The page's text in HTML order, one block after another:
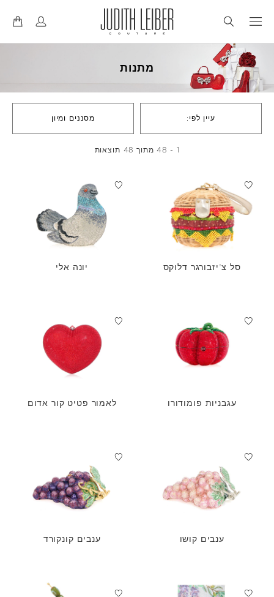
מתנות
עיין לפי: מסננים ומיון
1 - 48 מתוך 48 תוצאות
סל צ'יזבורגר דלוקס יונה אלי
עגבניות פומודורו לאמור פטיט קור אדום
ענבים קושו ענבים קונקורד